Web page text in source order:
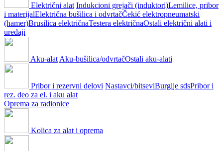
Električni alat Indukcioni grejači (induktori)Lemilice, pribor
i materijalElektrična bušilica i odvrtačČekić elektropneumatski
(hamer)Brusilica električnaTestera električnaOstali električni alati i
uređaji
Aku-alat Aku-bušilica/odvrtačOstali aku-alati
Pribor i rezervni delovi Nastavci/bitseviBurgije sdsPribor i
rez. deo za el. i aku alat
Oprema za radionice
Kolica za alat i oprema